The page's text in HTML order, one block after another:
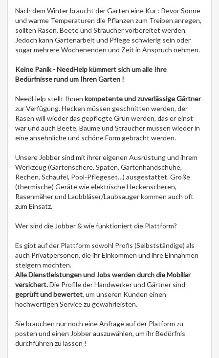
Nach dem Winter braucht der Garten eine Kur : Bevor Sonne
und warme Temperaturen die Pflanzen zum Treiben anregen,
sollten Rasen, Beete und Sträucher vorbereitet werden.
Jedoch kann Gartenarbeit und Pflege schwierig sein oder
sogar mehrere Wochenenden und Zeit in Anspruch nehmen.
Keine Panik - NeedHelp kümmert sich um alle Ihre
Bedürfnisse rund um Ihren Garten !
NeedHelp stellt Ihnen kompetente und zuverlässige Gärtner
zur Verfügung. Hecken müssen geschnitten werden, der
Rasen will wieder das gepflegte Grün werden, das er einst
war und auch Beete, Bäume und Sträucher müssen wieder in
eine ansehnliche und schöne Form gebracht werden.
Unsere Jobber sind mit ihrer eigenen Ausrüstung und ihrem
Werkzeug (Gartenschere, Spaten, Gartenhandschuhe,
Rechen, Schaufel, Pool-Pflegeset…) ausgestattet. Große
(thermische) Geräte wie elektrische Heckenscheren,
Rasenmäher und Laubbläser/Laubsauger kommen auch oft
zum Einsatz.
Wer sind die Jobber & wie funktioniert die Plattform?
Es gibt auf der Plattform sowohl Profis (Selbstständige) als
auch Privatpersonen, die ihr Einkommen und ihre Einnahmen
steigern möchten.
Alle Dienstleistungen und Jobs werden durch die Mobiliar
versichert.Die Profile der Handwerker und Gärtner sind
geprüft und bewertet, um unseren Kunden einen
hochwertigen Service zu gewährleisten.
Sie brauchen nur noch eine Anfrage auf der Platform zu
posten und einen Jobber auszuwählen, um ihr Bedürfnis
durchführen zu lassen !